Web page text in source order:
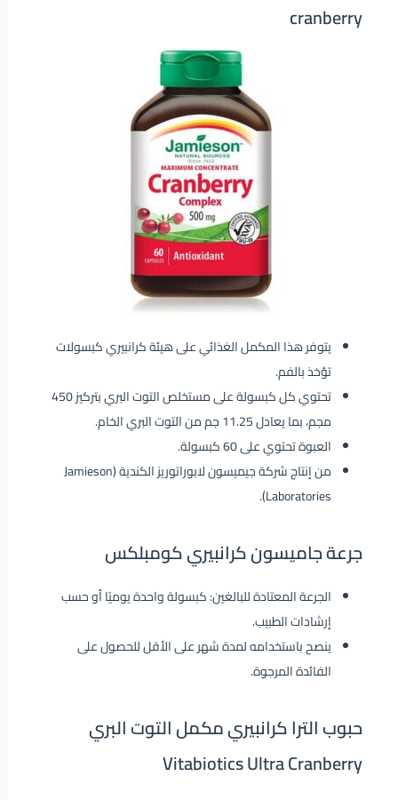
cranberry
يتوفر هذا المكمل الغذائي على هيئة كرانبيري كبسولات
تؤخذ بالفم.
تحتوي كل كبسولة على مستخلص التوت البري بتركيز 450
مجم، بما يعادل 11.25 جم من التوت البري الخام.
العبوة تحتوي على 60 كبسولة.
من إنتاج شركة جيميسون لابوراتوريز الكندية (Jamieson
Laboratories).
جرعة جاميسون كرانبيري كومبلكس
الجرعة المعتادة للبالغين: كبسولة واحدة يوميًا أو حسب
إرشادات الطبيب.
ينصح باستخدامه لمدة شهر على الأقل للحصول على
الفائدة المرجوة.
حبوب الترا كرانبيري مكمل التوت البري
Vitabiotics Ultra Cranberry